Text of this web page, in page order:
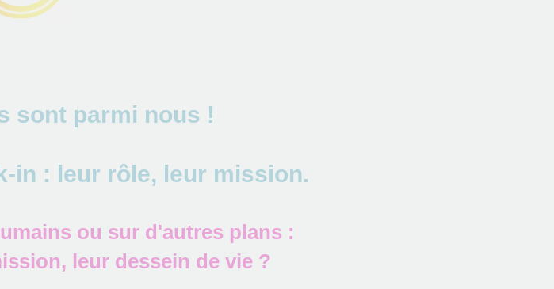
sont parmi nous !
in : leur rôle, leur mission.
ou sur d'autres plans :
leur dessein de vie ?